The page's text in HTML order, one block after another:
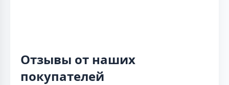
Отзывы от наших
покупателей